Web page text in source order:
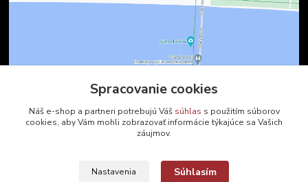
Spracovanie cookies
Náš e-shop a partneri potrebujú Váš súhlas s použitím súborov
cookies, aby Vám mohli zobrazovať informácie týkajúce sa Vašich
záujmov.
Nastavenia Súhlasím
Kontakty
Spracovanie cookies
Náš e-shop a partneri potrebujú Váš súhlas s použitím súborov
cookies, aby Vám mohli zobrazovať informácie týkajúce sa Vašich
záujmov.
Nastavenia Súhlasím